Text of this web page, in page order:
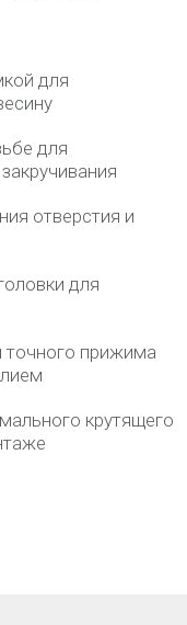
для
для
отверстия и
для
точного прижима
крутящего